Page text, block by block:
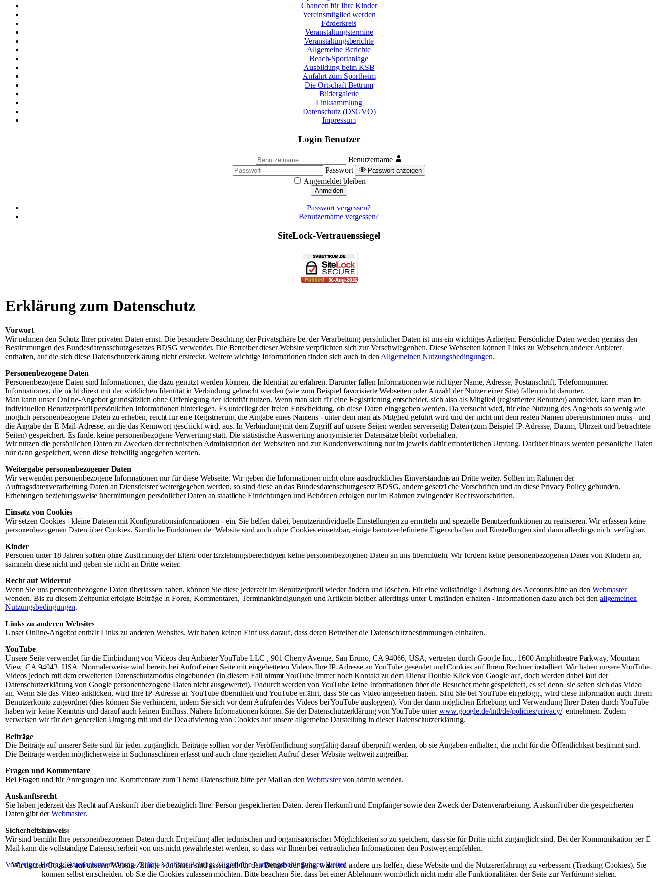
Chancen für Ihre Kinder
Vereinsmitglied werden
Förderkreis
Veranstaltungstermine
Veranstaltungsberichte
Allgemeine Berichte
Beach-Sportanlage
Ausbildung beim KSB
Anfahrt zum Sportheim
Die Ortschaft Bettrum
Bildergalerie
Linksammlung
Datenschutz (DSGVO)
Impressum
Login Benutzer
Benutzername
Passwort
Passwort anzeigen
Angemeldet bleiben
Anmelden
Passwort vergessen?
Benutzername vergessen?
SiteLock-Vertrauenssiegel
Erklärung zum Datenschutz
Vorwort
Wir nehmen den Schutz Ihrer privaten Daten ernst. Die besondere Beachtung der Privatsphäre bei der Verarbeitung persönlicher Daten ist uns ein wichtiges Anliegen. Persönliche Daten werden gemäss den
Bestimmungen des Bundesdatensschutzgesetzes BDSG verwendet. Die Betreiber dieser Website verpflichten sich zur Verschwiegenheit. Diese Webseiten können Links zu Webseiten anderer Anbieter
enthalten, auf die sich diese Datenschutzerklärung nicht erstreckt. Weitere wichtige Informationen finden sich auch in den Allgemeinen Nutzungsbedingungen.
Personenbezogene Daten
Personenbezogene Daten sind Informationen, die dazu genutzt werden können, die Identität zu erfahren. Darunter fallen Informationen wie richtiger Name, Adresse, Postanschrift, Telefonnummer.
Informationen, die nicht direkt mit der wirklichen Identität in Verbindung gebracht werden (wie zum Beispiel favorisierte Webseiten oder Anzahl der Nutzer einer Site) fallen nicht darunter.
Man kann unser Online-Angebot grundsätzlich ohne Offenlegung der Identität nutzen. Wenn man sich für eine Registrierung entscheidet, sich also als Mitglied (registrierter Benutzer) anmeldet, kann man im
individuellen Benutzerprofil persönlichen Informationen hinterlegen. Es unterliegt der freien Entscheidung, ob diese Daten eingegeben werden. Da versucht wird, für eine Nutzung des Angebots so wenig wie
möglich personenbezogene Daten zu erheben, reicht für eine Registrierung die Angabe eines Namens - unter dem man als Mitglied geführt wird und der nicht mit dem realen Namen übereinstimmen muss - und
die Angabe der E-Mail-Adresse, an die das Kennwort geschickt wird, aus. In Verbindung mit dem Zugriff auf unsere Seiten werden serverseitig Daten (zum Beispiel IP-Adresse, Datum, Uhrzeit und betrachtete
Seiten) gespeichert. Es findet keine personenbezogene Verwertung statt. Die statistische Auswertung anonymisierter Datensätze bleibt vorbehalten.
Wir nutzen die persönlichen Daten zu Zwecken der technischen Administration der Webseiten und zur Kundenverwaltung nur im jeweils dafür erforderlichen Umfang. Darüber hinaus werden persönliche Daten
nur dann gespeichert, wenn diese freiwillig angegeben werden.
Weitergabe personenbezogener Daten
Wir verwenden personenbezogene Informationen nur für diese Webseite. Wir geben die Informationen nicht ohne ausdrückliches Einverständnis an Dritte weiter. Sollten im Rahmen der
Auftragsdatenverarbeitung Daten an Dienstleister weitergegeben werden, so sind diese an das Bundesdatenschutzgesetz BDSG, andere gesetzliche Vorschriften und an diese Privacy Policy gebunden.
Erhebungen beziehungsweise übermittlungen persönlicher Daten an staatliche Einrichtungen und Behörden erfolgen nur im Rahmen zwingender Rechtsvorschriften.
Einsatz von Cookies
Wir setzen Cookies - kleine Dateien mit Konfigurationsinformationen - ein. Sie helfen dabei, benutzerindividuelle Einstellungen zu ermitteln und spezielle Benutzerfunktionen zu realisieren. Wir erfassen keine
personenbezogenen Daten über Cookies. Sämtliche Funktionen der Website sind auch ohne Cookies einsetzbar, einige benutzerdefinierte Eigenschaften und Einstellungen sind dann allerdings nicht verfügbar.
Kinder
Personen unter 18 Jahren sollten ohne Zustimmung der Eltern oder Erziehungsberechtigten keine personenbezogenen Daten an uns übermitteln. Wir fordern keine personenbezogenen Daten von Kindern an,
sammeln diese nicht und geben sie nicht an Dritte weiter.
Recht auf Widerruf
Wenn Sie uns personenbezogene Daten überlassen haben, können Sie diese jederzeit im Benutzerprofil wieder ändern und löschen. Für eine vollständige Löschung des Accounts bitte an den Webmaster
wenden. Bis zu diesem Zeitpunkt erfolgte Beiträge in Foren, Kommentaren, Terminankündigungen und Artikeln bleiben allerdings unter Umständen erhalten - Informationen dazu auch bei den allgemeinen
Nutzungsbedingungen.
Links zu anderen Websites
Unser Online-Angebot enthält Links zu anderen Websites. Wir haben keinen Einfluss darauf, dass deren Betreiber die Datenschutzbestimmungen einhalten.
YouTube
Unsere Seite verwendet für die Einbindung von Videos den Anbieter YouTube LLC , 901 Cherry Avenue, San Bruno, CA 94066, USA, vertreten durch Google Inc., 1600 Amphitheatre Parkway, Mountain
View, CA 94043, USA. Normalerweise wird bereits bei Aufruf einer Seite mit eingebetteten Videos Ihre IP-Adresse an YouTube gesendet und Cookies auf Ihrem Rechner installiert. Wir haben unsere YouTube-
Videos jedoch mit dem erweiterten Datenschutzmodus eingebunden (in diesem Fall nimmt YouTube immer noch Kontakt zu dem Dienst Double Klick von Google auf, doch werden dabei laut der
Datenschutzerklärung von Google personenbezogene Daten nicht ausgewertet). Dadurch werden von YouTube keine Informationen über die Besucher mehr gespeichert, es sei denn, sie sehen sich das Video
an. Wenn Sie das Video anklicken, wird Ihre IP-Adresse an YouTube übermittelt und YouTube erfährt, dass Sie das Video angesehen haben. Sind Sie bei YouTube eingeloggt, wird diese Information auch Ihrem
Benutzerkonto zugeordnet (dies können Sie verhindern, indem Sie sich vor dem Aufrufen des Videos bei YouTube ausloggen). Von der dann möglichen Erhebung und Verwendung Ihrer Daten durch YouTube
haben wir keine Kenntnis und darauf auch keinen Einfluss. Nähere Informationen können Sie der Datenschutzerklärung von YouTube unterwww.google.de/intl/de/policies/privacy/entnehmen. Zudem
verweisen wir für den generellen Umgang mit und die Deaktivierung von Cookies auf unsere allgemeine Darstellung in dieser Datenschutzerklärung.
Beiträge
Die Beiträge auf unserer Seite sind für jeden zugänglich. Beiträge sollten vor der Veröffentlichung sorgfältig darauf überprüft werden, ob sie Angaben enthalten, die nicht für die Öffentlichkeit bestimmt sind.
Die Beiträge werden möglicherweise in Suchmaschinen erfasst und auch ohne gezielten Aufruf dieser Website weltweit zugreifbar.
Fragen und Kommentare
Bei Fragen und für Anregungen und Kommentare zum Thema Datenschutz bitte per Mail an den Webmastervon admin wenden.
Auskunftsrecht
Sie haben jederzeit das Recht auf Auskunft über die bezüglich Ihrer Person gespeicherten Daten, deren Herkunft und Empfänger sowie den Zweck der Datenverarbeitung. Auskunft über die gespeicherten
Daten gibt derWebmaster.
Sicherheitshinweis:
Wir sind bemüht Ihre personenbezogenen Daten durch Ergreifung aller technischen und organisatorischen Möglichkeiten so zu speichern, dass sie für Dritte nicht zugänglich sind. Bei der Kommunikation per E
Mail kann die vollständige Datensicherheit von uns nicht gewährleistet werden, so dass wir Ihnen bei vertraulichen Informationen den Postweg empfehlen.
Vorheriger Beitrag: DatenschutzerklärungZurück Nächster Beitrag: Allgemeine NutzungsbedingungenWeiter
Wir nutzen Cookies auf unserer Website. Einige von ihnen sind essenziell für den Betrieb der Seite, während andere uns helfen, diese Website und die Nutzererfahrung zu verbessern (Tracking Cookies). Sie
können selbst entscheiden, ob Sie die Cookies zulassen möchten. Bitte beachten Sie, dass bei einer Ablehnung womöglich nicht mehr alle Funktionalitäten der Seite zur Verfügung stehen.